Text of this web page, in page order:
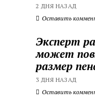
2 ДНЯ НАЗАД
Оставить
Эксперт
может
размер
3 ДНЯ НАЗАД
Оставить